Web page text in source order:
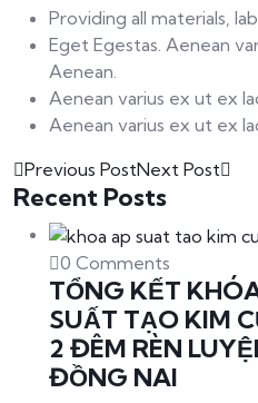
Providing all materials,
Eget Egestas. Aenean
Aenean.
Aenean varius ex ut ex
Aenean varius ex ut ex
Previous PostNext Post
Recent Posts
0 Comments
TỔNG KẾT
SUẤT TẠO KIM
2 ĐÊM RÈN
ĐỒNG NAI